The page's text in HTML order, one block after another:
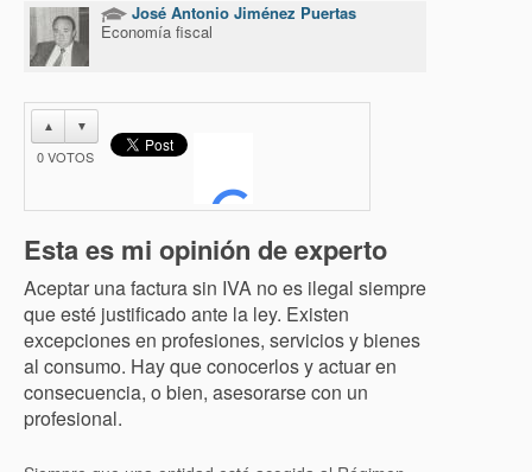
José Antonio Jiménez Puertas
Economía fiscal
▲ ▼
0VOTOS
Esta es mi opinión de experto
Aceptar una factura sin IVA no es ilegal siempre
que esté justificado ante la ley. Existen
excepciones en profesiones, servicios y bienes
al consumo. Hay que conocerlos y actuar en
consecuencia, o bien, asesorarse con un
profesional.